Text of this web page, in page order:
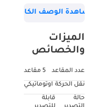
في أفريقيا. خدماتنا: -
لجميع الدول (عالميًا).
- نوفر خدمة إصلاح
العميل. - جميع
سياراتنا للتصدير
الوصف الكامل
الميزات
والخصائص
عدد المقاعد
5 مقاعد
نقل الحركة اوتوماتيكي
حالة
قابلة